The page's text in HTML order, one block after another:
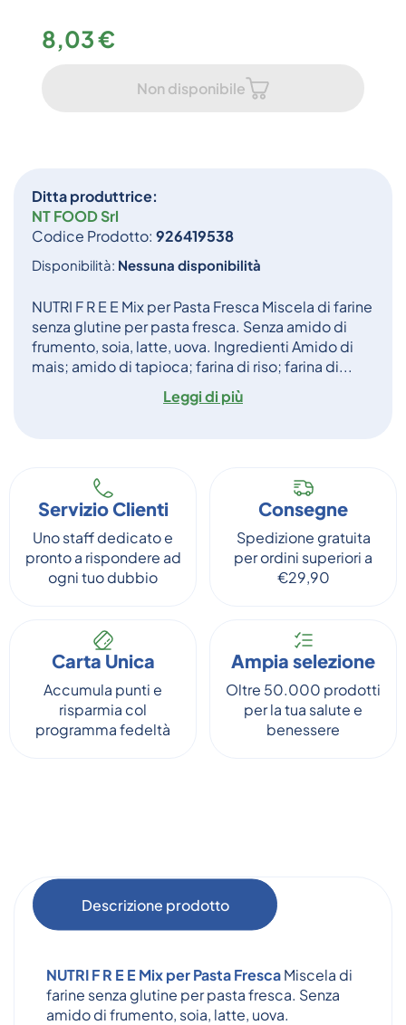
Ditta produttrice:
NT FOOD Srl
Codice Prodotto: 926419538
Disponibilità: Nessuna disponibilità
NUTRI F R E E Mix per Pasta Fresca Miscela di farine
senza glutine per pasta fresca. Senza amido di
frumento, soia, latte, uova. Ingredienti Amido di
mais; amido di tapioca; farina di riso; farina di...
Leggi di più
8,03 €
Non disponibile
Servizio Clienti
Uno staff dedicato e
pronto a rispondere ad
ogni tuo dubbio
Consegne
Spedizione gratuita
per ordini superiori a
€29,90
Carta Unica
Accumula punti e
risparmia col
programma fedeltà
Ampia selezione
Oltre 50.000 prodotti
per la tua salute e
benessere
Descrizione prodotto
NUTRI F R E E Mix per Pasta FrescaMiscela di
farine senza glutine per pasta fresca. Senza
amido di frumento, soia, latte, uova.